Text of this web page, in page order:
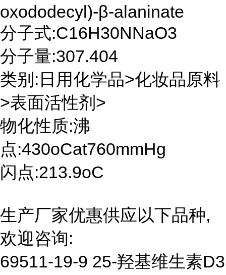
oxododecyl)-β-alaninate
分子式:C16H30NNaO3
分子量:307.404
类别:日用化学品>化妆品原料
>表面活性剂>
物化性质:沸
点:430oCat760mmHg
闪点:213.9oC
生产厂家优惠供应以下品种,
欢迎咨询:
69511-19-9 25-羟基维生素D3